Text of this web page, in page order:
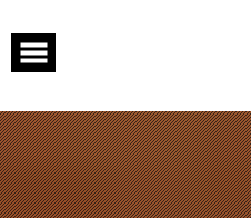
content